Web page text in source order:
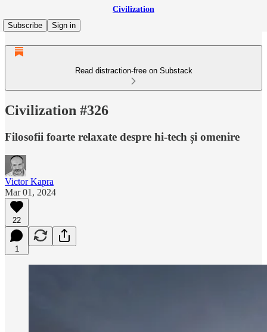
Civilization
Subscribe
Sign in
Read distraction-free on Substack
Civilization #326
Filosofii foarte relaxate despre hi-tech și omenire
Victor Kapra
Mar 01, 2024
22
1